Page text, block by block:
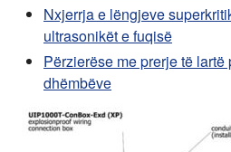
Nxjerrja e lëngjeve
ultrasonikët e fuqisë
Përzierëse me prerje të
dhëmbëve